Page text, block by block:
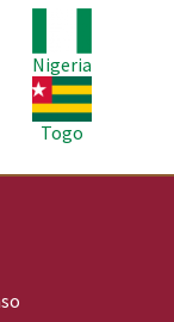
Nigeria
Imagem
Togo